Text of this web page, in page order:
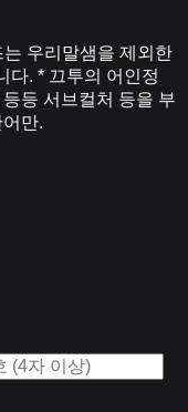
우리말샘을 제외한
다. * 끄투의 어인정
등 서브컬처 등을 부
만.